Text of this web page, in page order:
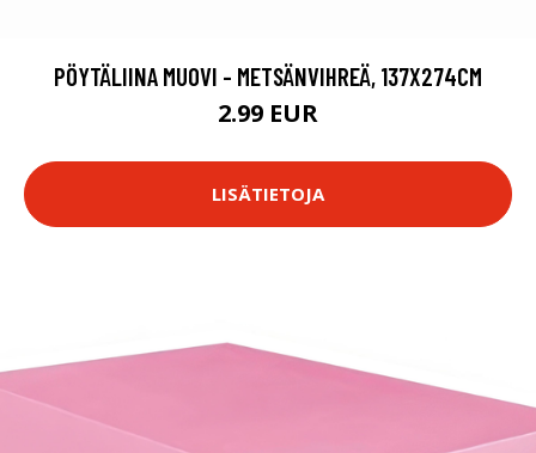
PÖYTÄLIINA MUOVI - METSÄNVIHREÄ, 137X274CM
2.99 EUR
LISÄTIETOJA